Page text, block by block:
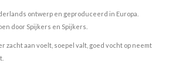
ontwerp en geproduceerd in Europa.
door Spijkers en Spijkers.
zacht aan voelt, soepel valt, goed vocht op neemt